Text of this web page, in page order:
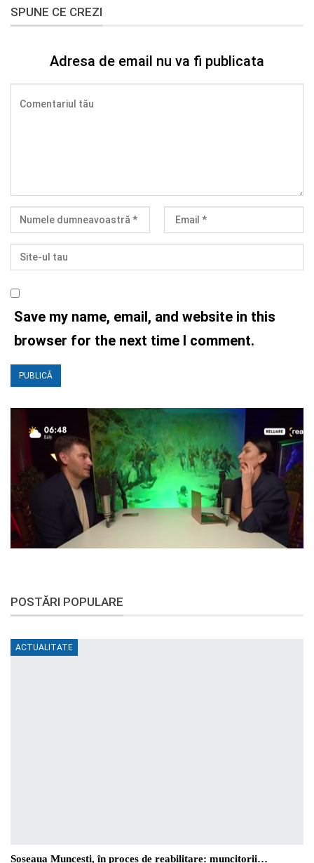
SPUNE CE CREZI
Adresa de email nu va fi publicata
Save my name, email, and website in this
browser for the next time I comment.
POSTĂRI POPULARE
ACTUALITATE
Șoseaua Muncești, în proces de reabilitare: muncitorii…